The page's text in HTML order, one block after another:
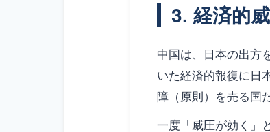
3. 経済的
中国は、日本の出
いた経済的報復に日
障（原則）を売る国
一度「威圧が効く」